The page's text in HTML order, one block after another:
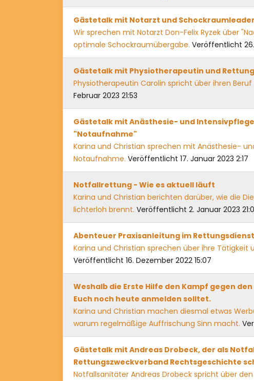
Gästetalk mit Notarzt und
Wir sprechen mit Notarzt Don-Felix Ryzek über
optimale Schockraumübergabe. Veröffentlicht 26.
Gästetalk mit Physiotherapeutin und
Physiotherapeutin Carolin spricht über ihren
Februar 2023 21:53
Gästetalk mit Anästhesie- und
"Notaufnahme"
Karina und Christian sprechen mit Anästhesie-
Notaufnahme. Veröffentlicht 17. Januar 2023 2:17
Notfallrettung - Wie es aktuell läuft
Karina und Christian berichten darüber, wie die
lichterloh brennt. Veröffentlicht 2. Januar 2023
Abenteuer Praxisanleitung im
Karina und Christian sprechen über ihre Tätigkeit
Veröffentlicht 16. Dezember 2022 15:07
Weshalb die Erste Hilfe den Kampf gegen
Euch noch heute anmelden solltet.
Karina und Christian machen diesmal etwas
warum regelmäßige Auffrischung Sinn macht.
Gästetalk mit Andreas Drobeck, der als
Rettungszweckverband Rechtsgeschichte
Notfallsanitäter Andreas Drobeck spricht über